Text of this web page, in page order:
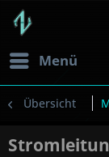
Menü
Übersicht